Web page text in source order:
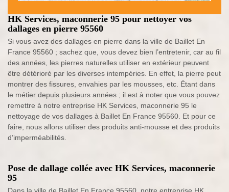
HK Services, maconnerie 95 pour nettoyer vos
dallages en pierre 95560
Si vous avez des dallages en pierre dans la ville de Baillet En
France 95560 ; sachez que, vous devez bien l’entretenir, car au fil
des années, les pierres naturelles utiliser en extérieur peuvent
être détérioré par les diverses intempéries. En effet, la pierre peut
montrer des fissures, envahies par les mousses, etc. Étant dans
le métier depuis plusieurs années ; il est à noter que vous pouvez
remettre à notre entreprise HK Services, maconnerie 95 le
nettoyage de vos dallages à Baillet En France 95560. Et pour ce
faire, nous allons utiliser des produits anti-mousse et des produits
d’imperméabilités.
Pose de dallage collée avec HK Services, maconnerie
95